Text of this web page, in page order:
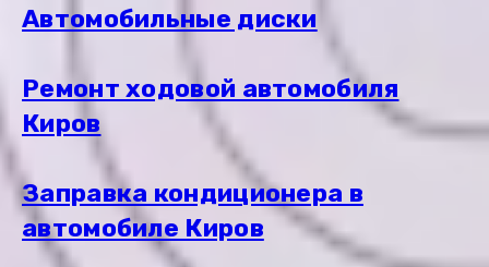
Автомобильные диски
Ремонт ходовой автомобиля
Киров
Заправка кондиционера в
автомобиле Киров